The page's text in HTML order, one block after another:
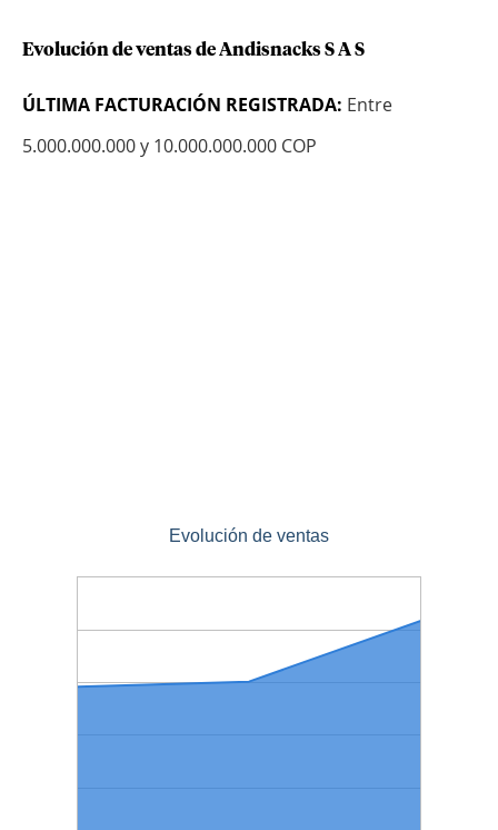
Evolución de ventas de Andisnacks S A S
ÚLTIMA FACTURACIÓN REGISTRADA: Entre
5.000.000.000 y 10.000.000.000 COP
Evolución de ventas